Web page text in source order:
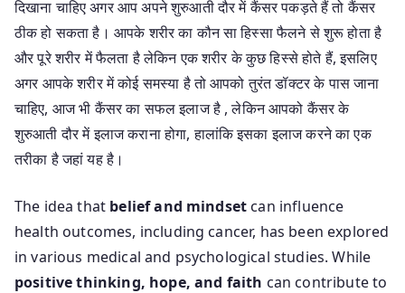
दिखाना चाहिए अगर आप अपने शुरुआती दौर में कैंसर पकड़ते हैं तो कैंसर
ठीक हो सकता है। आपके शरीर का कौन सा हिस्सा फैलने से शुरू होता है
और पूरे शरीर में फैलता है लेकिन एक शरीर के कुछ हिस्से होते हैं, इसलिए
अगर आपके शरीर में कोई समस्या है तो आपको तुरंत डॉक्टर के पास जाना
चाहिए, आज भी कैंसर का सफल इलाज है , लेकिन आपको कैंसर के
शुरुआती दौर में इलाज कराना होगा, हालांकि इसका इलाज करने का एक
तरीका है जहां यह है।
The idea that belief and mindset can influence
health outcomes, including cancer, has been explored
in various medical and psychological studies. While
positive thinking, hope, and faith can contribute to